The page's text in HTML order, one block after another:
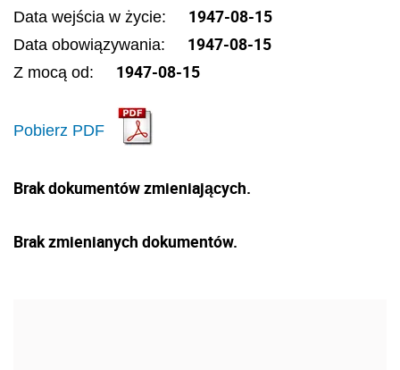
Data wejścia w życie: 1947-08-15
Data obowiązywania: 1947-08-15
Z mocą od: 1947-08-15
Pobierz PDF
Brak dokumentów zmieniających.
Brak zmienianych dokumentów.